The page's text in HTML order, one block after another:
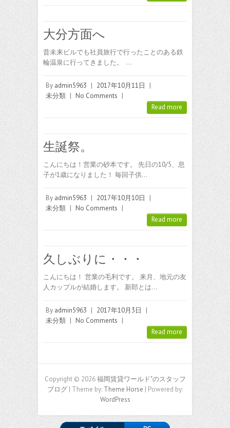
大分方面へ
昔未来ビルでも社員旅行で行ったことのある鉄
輪温泉に行ってきました。 …
By admin5963 | 2017年10月11日
|
未分類 | No Comments |
Read more
生誕祭。
こんにちは！営業の砂本です。 先日の10/5、息
子が1歳になりました！ 毎回子供…
By admin5963 | 2017年10月10日
|
未分類 | No Comments |
Read more
久しぶりに・・・
こんにちは！ 営業の毛利です。 来月、地元の友
人カップルが結婚します。 新郎とは…
By admin5963 | 2017年10月3日
|
未分類 | No Comments |
Read more
Copyright © 2026福岡賃貸ワールド"のスタッフ
ブログ | Theme by: Theme Horse | Powered by:
WordPress